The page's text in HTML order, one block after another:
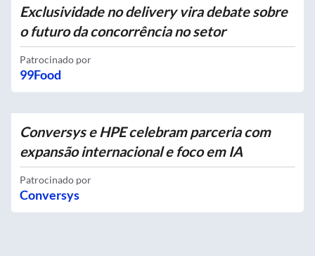
Exclusividade no delivery vira debate sobre
o futuro da concorrência no setor
Patrocinado por
99Food
Conversys e HPE celebram parceria com
expansão internacional e foco em IA
Patrocinado por
Conversys